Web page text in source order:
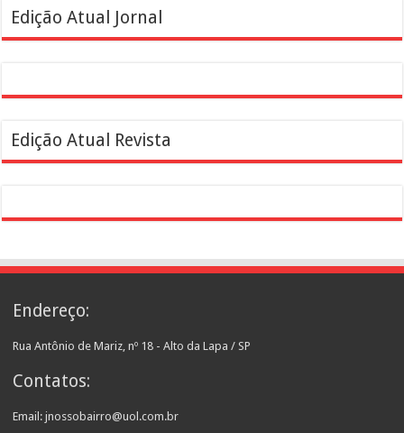
Edição Atual Jornal
Edição Atual Revista
Endereço:
Rua Antônio de Mariz, nº 18 - Alto da Lapa / SP
Contatos:
Email: jnossobairro@uol.com.br